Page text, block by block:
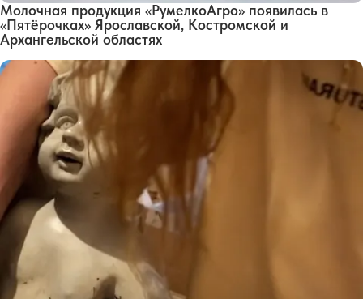
Молочная продукция «РумелкоАгро» появилась в
«Пятёрочках» Ярославской, Костромской и
Архангельской областях